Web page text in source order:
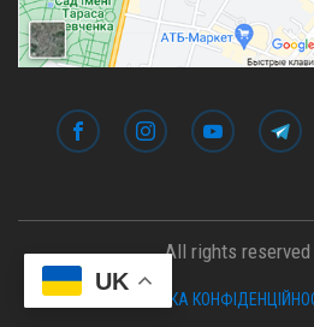
UK
All rights
ПОЛІТИКА